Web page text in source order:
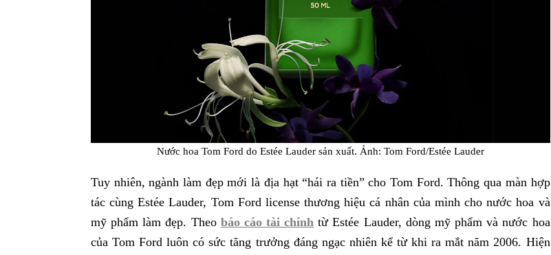
Nước hoa Tom Ford do Estée Lauder sản xuất. Ảnh: Tom Ford/Estée Lauder
Tuy nhiên, ngành làm đẹp mới là địa hạt “hái ra tiền” cho Tom Ford. Thông qua màn hợp
tác cùng Estée Lauder, Tom Ford license thương hiệu cá nhân của mình cho nước hoa và
mỹ phẩm làm đẹp. Theo báo cáo tài chính từ Estée Lauder, dòng mỹ phẩm và nước hoa
của Tom Ford luôn có sức tăng trưởng đáng ngạc nhiên kể từ khi ra mắt năm 2006. Hiện